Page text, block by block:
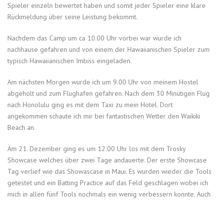
Spieler einzeln bewertet haben und somit jeder Spieler eine klare
Rückmeldung über seine Leistung bekommt.
Nachdem das Camp um ca 10.00 Uhr vorbei war wurde ich
nachhause gefahren und von einem der Hawaiianischen Spieler zum
typisch Hawaiianischen Imbiss eingeladen.
Am nächsten Morgen wurde ich um 9.00 Uhr von meinem Hostel
abgeholt und zum Flughafen gefahren. Nach dem 30 Minütigen Flug
nach Honolulu ging es mit dem Taxi zu mein Hotel. Dort
angekommen schaute ich mir bei fantastischen Wetter den Waikiki
Beach an.
Am 21. Dezember ging es um 12.00 Uhr los mit dem Trosky
Showcase welches über zwei Tage andauerte. Der erste Showcase
Tag verlief wie das Showascase in Maui. Es wurden wieder die Tools
getestet und ein Batting Practice auf das Feld geschlagen wobei ich
mich in allen fünf Tools nochmals ein wenig verbessern konnte. Auch